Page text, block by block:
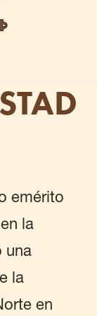
emérito
la
una
la
en